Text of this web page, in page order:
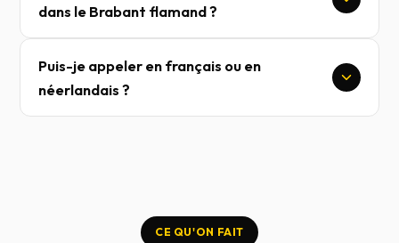
dans le Brabant flamand ?
Puis-je appeler en français ou en
néerlandais ?
CE QU'ON FAIT